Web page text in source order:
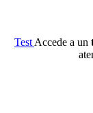
Test Accede a un